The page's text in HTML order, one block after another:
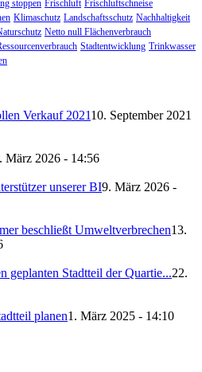
stoppen Frischluft Frischluftschneise
Klimaschutz Landschaftsschutz Nachhaltigkeit
Netto null Flächenverbrauch
Stadtentwicklung Trinkwasser
Verkauf 202110. September 2021
März 2026 - 14:56
unserer BI9. März 2026 -
beschließt Umweltverbrechen13.
geplanten Stadtteil der Quartie...22.
planen1. März 2025 - 14:10